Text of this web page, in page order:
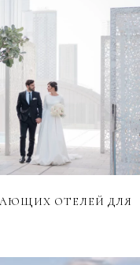
ОТЕЛЕЙ ДЛЯ